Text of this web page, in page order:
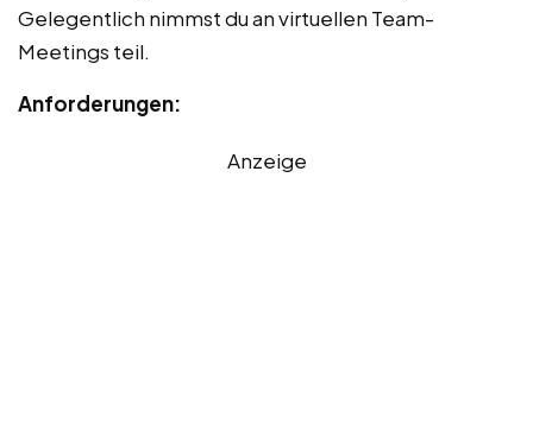
Gelegentlich nimmst du an virtuellen Team-
Meetings teil.
Anforderungen:
Anzeige